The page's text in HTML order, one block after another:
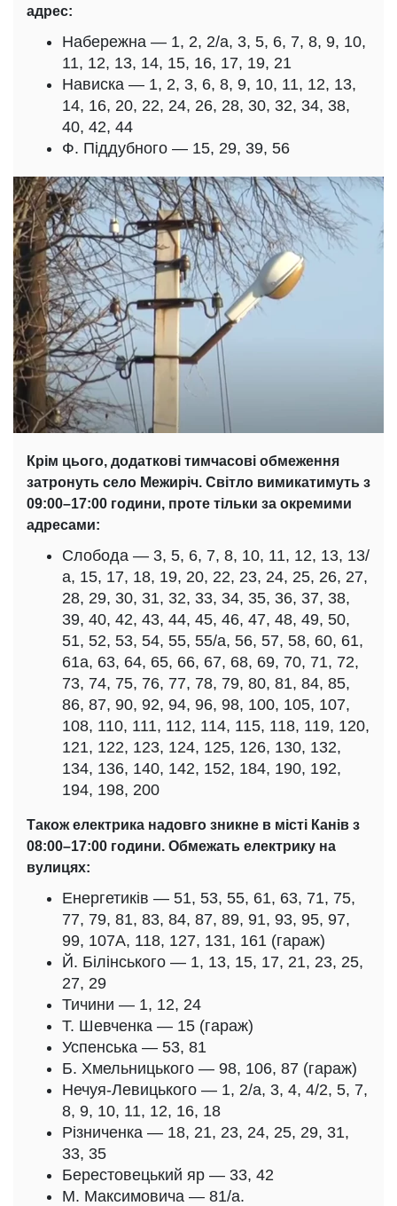
адрес:
Набережна — 1, 2, 2/а, 3, 5, 6, 7, 8, 9, 10,
11, 12, 13, 14, 15, 16, 17, 19, 21
Нависка — 1, 2, 3, 6, 8, 9, 10, 11, 12, 13,
14, 16, 20, 22, 24, 26, 28, 30, 32, 34, 38,
40, 42, 44
Ф. Піддубного — 15, 29, 39, 56
Крім цього, додаткові тимчасові обмеження
затронуть село Межиріч. Світло вимикатимуть з
09:00–17:00 години, проте тільки за окремими
адресами:
Слобода — 3, 5, 6, 7, 8, 10, 11, 12, 13, 13/
а, 15, 17, 18, 19, 20, 22, 23, 24, 25, 26, 27,
28, 29, 30, 31, 32, 33, 34, 35, 36, 37, 38,
39, 40, 42, 43, 44, 45, 46, 47, 48, 49, 50,
51, 52, 53, 54, 55, 55/а, 56, 57, 58, 60, 61,
61а, 63, 64, 65, 66, 67, 68, 69, 70, 71, 72,
73, 74, 75, 76, 77, 78, 79, 80, 81, 84, 85,
86, 87, 90, 92, 94, 96, 98, 100, 105, 107,
108, 110, 111, 112, 114, 115, 118, 119, 120,
121, 122, 123, 124, 125, 126, 130, 132,
134, 136, 140, 142, 152, 184, 190, 192,
194, 198, 200
Також електрика надовго зникне в місті Канів з
08:00–17:00 години. Обмежать електрику на
вулицях:
Енергетиків — 51, 53, 55, 61, 63, 71, 75,
77, 79, 81, 83, 84, 87, 89, 91, 93, 95, 97,
99, 107А, 118, 127, 131, 161 (гараж)
Й. Білінського — 1, 13, 15, 17, 21, 23, 25,
27, 29
Тичини — 1, 12, 24
Т. Шевченка — 15 (гараж)
Успенська — 53, 81
Б. Хмельницького — 98, 106, 87 (гараж)
Нечуя-Левицького — 1, 2/а, 3, 4, 4/2, 5, 7,
8, 9, 10, 11, 12, 16, 18
Різниченка — 18, 21, 23, 24, 25, 29, 31,
33, 35
Берестовецький яр — 33, 42
М. Максимовича — 81/а.